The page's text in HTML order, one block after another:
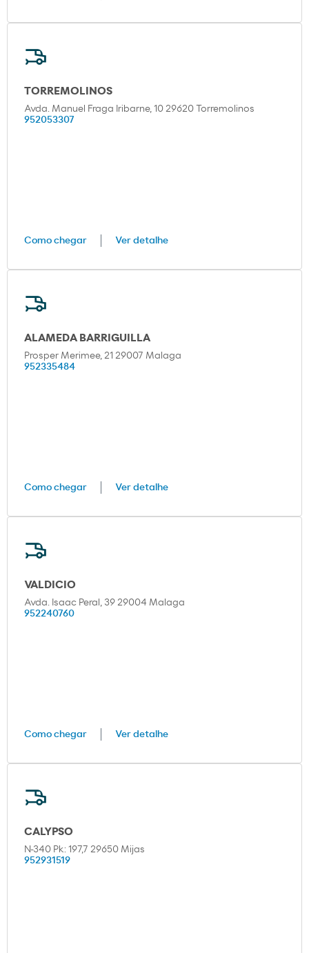
TORREMOLINOS
Avda. Manuel Fraga Iribarne, 10 29620 Torremolinos
952053307
Como chegar Ver detalhe
ALAMEDA BARRIGUILLA
Prosper Merimee, 21 29007 Malaga
952335484
Como chegar Ver detalhe
VALDICIO
Avda. Isaac Peral, 39 29004 Malaga
952240760
Como chegar Ver detalhe
CALYPSO
N-340 Pk: 197,7 29650 Mijas
952931519